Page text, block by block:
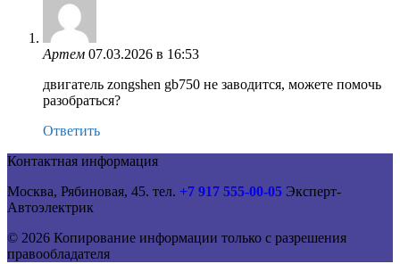
Артем 07.03.2026 в 16:53
двигатель zongshen gb750 не заводится, можете помочь
разобраться?
Ответить
Контактная информация
Москва, Рябиновая, 45. тел. +7 917 555-00-05 Эксперт-
Автоэлектрик
© 2026 Копирование информации только с разрешения
правообладателя